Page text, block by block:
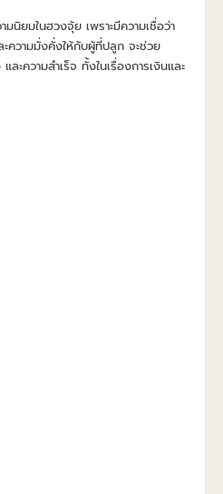
นิยมในฮวงจุ้ย เพราะมีความเชื่อว่า
ความมั่งคั่งให้กับผู้ที่ปลูก จะช่วย
ความสำเร็จ ทั้งในเรื่องการเงินและ